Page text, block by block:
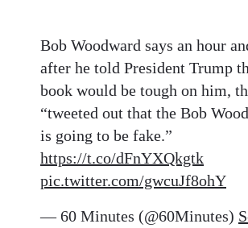
Bob Woodward says an hour
after he told President Trump
book would be tough on him,
“tweeted out that the Bob
is going to be fake.”
https://t.co/dFnYXQkgtk
pic.twitter.com/gwcuJf8ohY
— 60 Minutes (@60Minutes)